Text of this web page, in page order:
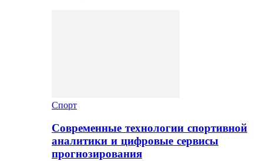
Спорт
Современные технологии спортивной
аналитики и цифровые сервисы
прогнозирования